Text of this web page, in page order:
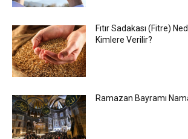
Fıtır Sadakası (Fitre)
Kimlere Verilir?
Ramazan Bayramı